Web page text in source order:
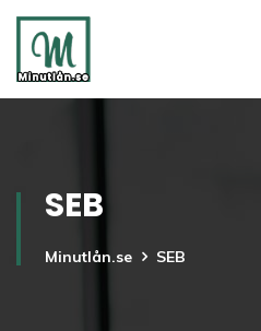
SEB
Minutlån.se SEB